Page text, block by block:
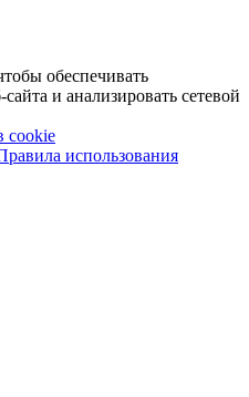
обеспечивать
и анализировать сетевой
cookie
использования